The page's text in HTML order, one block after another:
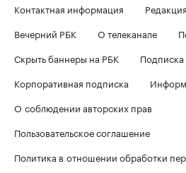
Контактная информация Редакция
Вечерний РБК
О телеканале
Скрыть баннеры на РБК
Корпоративная подписка
О соблюдении авторских прав
Пользовательское соглашение
Политика в отношении обработки